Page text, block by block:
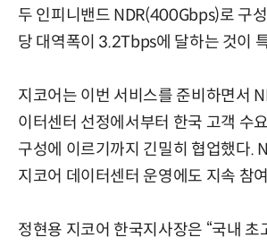
두 인피니밴드 NDR(400Gbps)로 구
당 대역폭이 3.2Tbps에 달하는 것이
지코어는 이번 서비스를 준비하면서
이터센터 선정에서부터 한국 고객 수
구성에 이르기까지 긴밀히 협업했다.
지코어 데이터센터 운영에도 지속 참
정현용 지코어 한국지사장은 “국내 초